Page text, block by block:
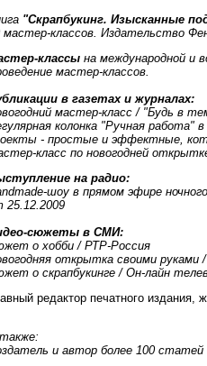
"Скрапбукинг. Изысканные
мастер-классов. Издательство
классы на международной и
мастер-классов.
в газетах и журналах:
мастер-класс / "Будь в
колонка "Ручная работа"
- простые и эффектные,
класс по новогодней
на радио:
шоу в прямом эфире
25.12.2009
сюжеты в СМИ:
о хобби / РТР-Россия
открытка своими
о скрапбукинге / Он-лайн
редактор печатного издания,
и автор более 100 статей